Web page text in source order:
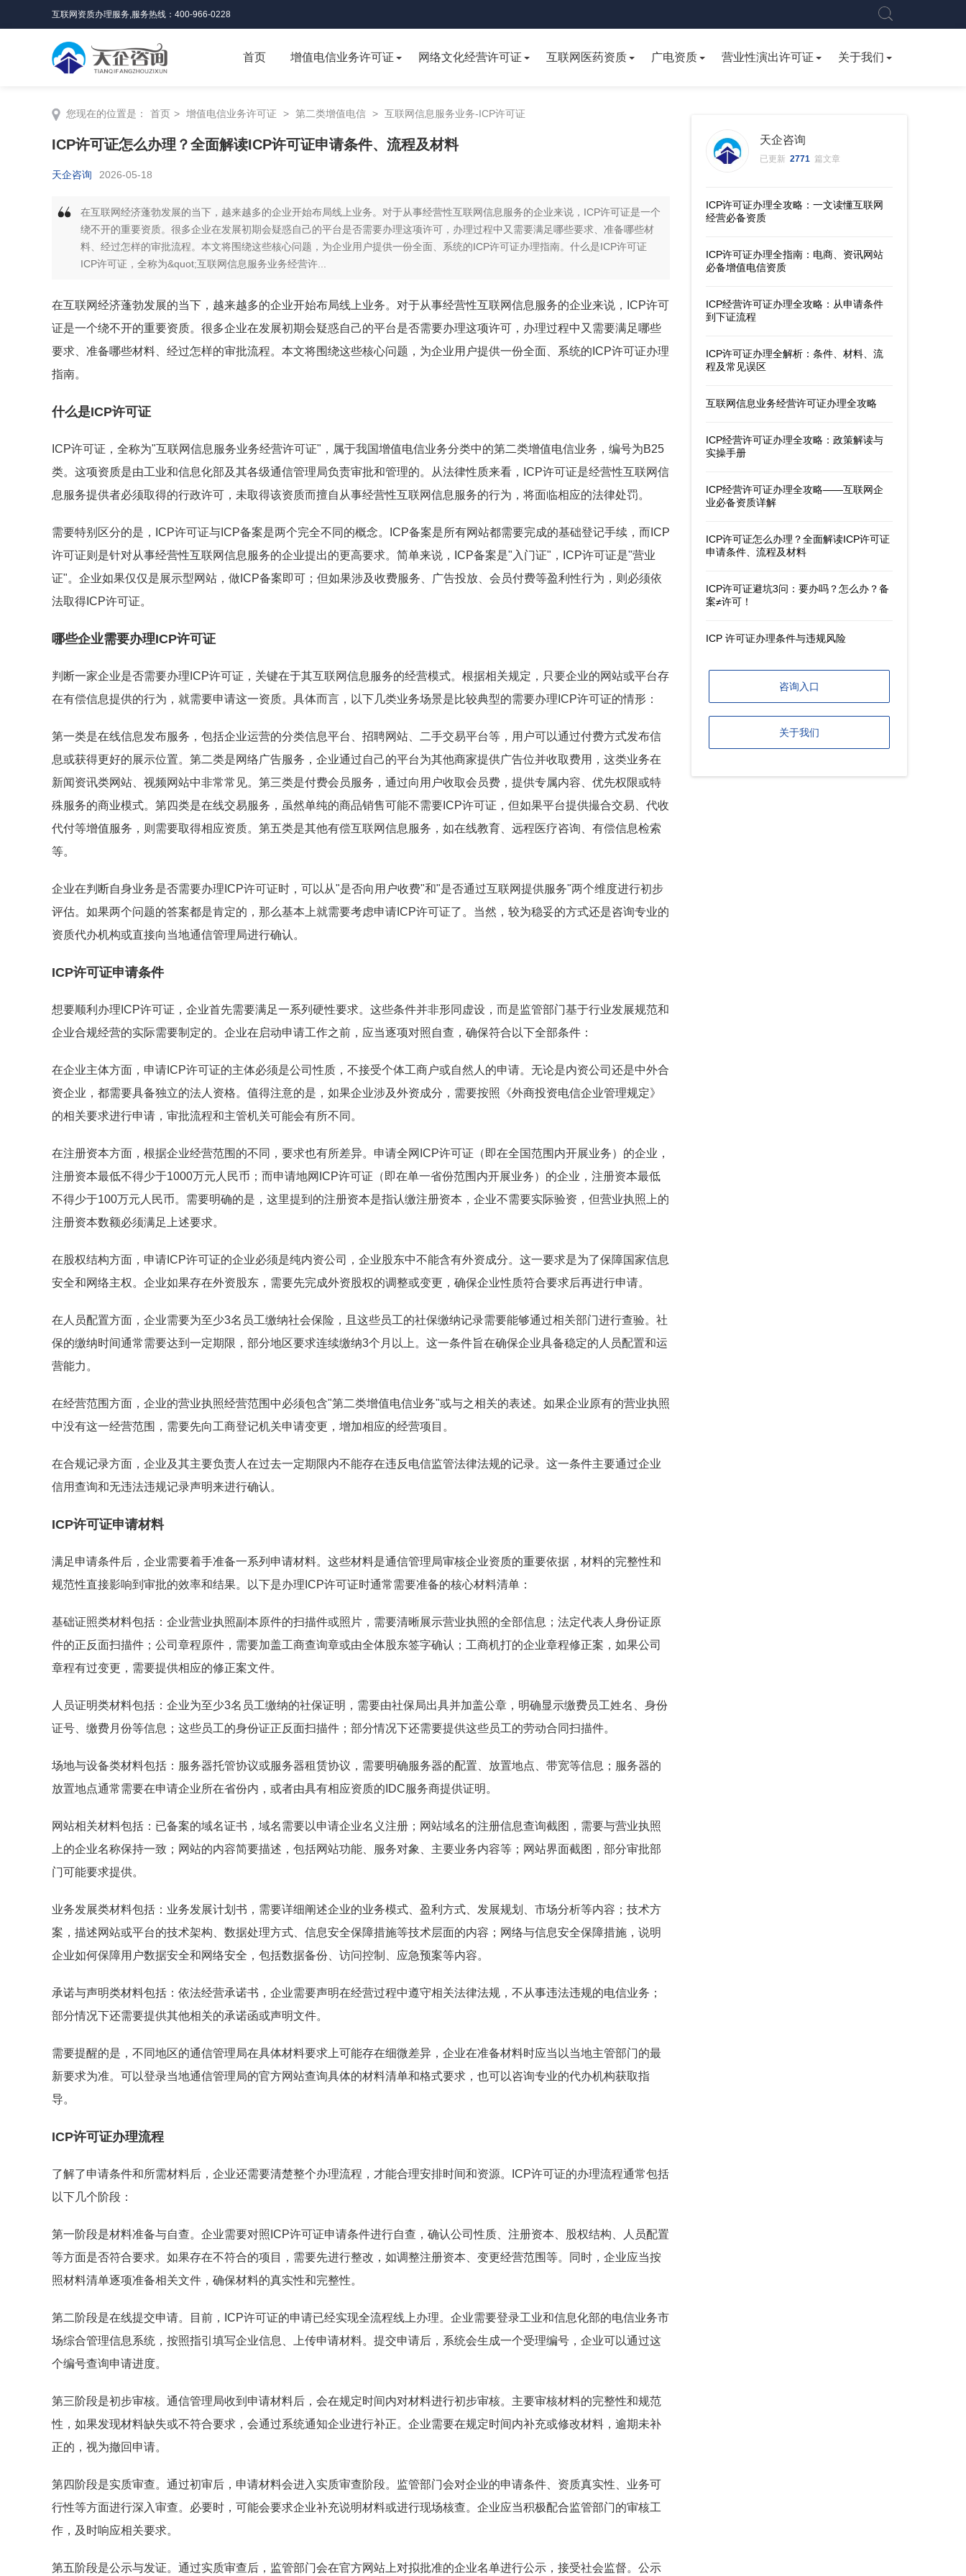
互联网资质办理服务,服务热线：400-966-0228
首页 增值电信业务许可证 网络文化经营许可证 互联网医药资质 广电资质 营业性演出许可证 关于我们
您现在的位置是： 首页 > 增值电信业务许可证 > 第二类增值电信 > 互联网信息服务业务-ICP许可证
ICP许可证怎么办理？全面解读ICP许可证申请条件、流程及材料
天企咨询 2026-05-18
在互联网经济蓬勃发展的当下，越来越多的企业开始布局线上业务。对于从事经营性互联网信息服务的企业来说，ICP许可证是一个
绕不开的重要资质。很多企业在发展初期会疑惑自己的平台是否需要办理这项许可，办理过程中又需要满足哪些要求、准备哪些材
料、经过怎样的审批流程。本文将围绕这些核心问题，为企业用户提供一份全面、系统的ICP许可证办理指南。什么是ICP许可证
ICP许可证，全称为&quot;互联网信息服务业务经营许...
在互联网经济蓬勃发展的当下，越来越多的企业开始布局线上业务。对于从事经营性互联网信息服务的企业来说，ICP许可
证是一个绕不开的重要资质。很多企业在发展初期会疑惑自己的平台是否需要办理这项许可，办理过程中又需要满足哪些
要求、准备哪些材料、经过怎样的审批流程。本文将围绕这些核心问题，为企业用户提供一份全面、系统的ICP许可证办理
指南。
什么是ICP许可证
ICP许可证，全称为"互联网信息服务业务经营许可证"，属于我国增值电信业务分类中的第二类增值电信业务，编号为B25
类。这项资质是由工业和信息化部及其各级通信管理局负责审批和管理的。从法律性质来看，ICP许可证是经营性互联网信
息服务提供者必须取得的行政许可，未取得该资质而擅自从事经营性互联网信息服务的行为，将面临相应的法律处罚。
需要特别区分的是，ICP许可证与ICP备案是两个完全不同的概念。ICP备案是所有网站都需要完成的基础登记手续，而ICP
许可证则是针对从事经营性互联网信息服务的企业提出的更高要求。简单来说，ICP备案是"入门证"，ICP许可证是"营业
证"。企业如果仅仅是展示型网站，做ICP备案即可；但如果涉及收费服务、广告投放、会员付费等盈利性行为，则必须依
法取得ICP许可证。
哪些企业需要办理ICP许可证
判断一家企业是否需要办理ICP许可证，关键在于其互联网信息服务的经营模式。根据相关规定，只要企业的网站或平台存
在有偿信息提供的行为，就需要申请这一资质。具体而言，以下几类业务场景是比较典型的需要办理ICP许可证的情形：
第一类是在线信息发布服务，包括企业运营的分类信息平台、招聘网站、二手交易平台等，用户可以通过付费方式发布信
息或获得更好的展示位置。第二类是网络广告服务，企业通过自己的平台为其他商家提供广告位并收取费用，这类业务在
新闻资讯类网站、视频网站中非常常见。第三类是付费会员服务，通过向用户收取会员费，提供专属内容、优先权限或特
殊服务的商业模式。第四类是在线交易服务，虽然单纯的商品销售可能不需要ICP许可证，但如果平台提供撮合交易、代收
代付等增值服务，则需要取得相应资质。第五类是其他有偿互联网信息服务，如在线教育、远程医疗咨询、有偿信息检索
等。
企业在判断自身业务是否需要办理ICP许可证时，可以从"是否向用户收费"和"是否通过互联网提供服务"两个维度进行初步
评估。如果两个问题的答案都是肯定的，那么基本上就需要考虑申请ICP许可证了。当然，较为稳妥的方式还是咨询专业的
资质代办机构或直接向当地通信管理局进行确认。
ICP许可证申请条件
想要顺利办理ICP许可证，企业首先需要满足一系列硬性要求。这些条件并非形同虚设，而是监管部门基于行业发展规范和
企业合规经营的实际需要制定的。企业在启动申请工作之前，应当逐项对照自查，确保符合以下全部条件：
在企业主体方面，申请ICP许可证的主体必须是公司性质，不接受个体工商户或自然人的申请。无论是内资公司还是中外合
资企业，都需要具备独立的法人资格。值得注意的是，如果企业涉及外资成分，需要按照《外商投资电信企业管理规定》
的相关要求进行申请，审批流程和主管机关可能会有所不同。
在注册资本方面，根据企业经营范围的不同，要求也有所差异。申请全网ICP许可证（即在全国范围内开展业务）的企业，
注册资本最低不得少于1000万元人民币；而申请地网ICP许可证（即在单一省份范围内开展业务）的企业，注册资本最低
不得少于100万元人民币。需要明确的是，这里提到的注册资本是指认缴注册资本，企业不需要实际验资，但营业执照上的
注册资本数额必须满足上述要求。
在股权结构方面，申请ICP许可证的企业必须是纯内资公司，企业股东中不能含有外资成分。这一要求是为了保障国家信息
安全和网络主权。企业如果存在外资股东，需要先完成外资股权的调整或变更，确保企业性质符合要求后再进行申请。
在人员配置方面，企业需要为至少3名员工缴纳社会保险，且这些员工的社保缴纳记录需要能够通过相关部门进行查验。社
保的缴纳时间通常需要达到一定期限，部分地区要求连续缴纳3个月以上。这一条件旨在确保企业具备稳定的人员配置和运
营能力。
在经营范围方面，企业的营业执照经营范围中必须包含"第二类增值电信业务"或与之相关的表述。如果企业原有的营业执照
中没有这一经营范围，需要先向工商登记机关申请变更，增加相应的经营项目。
在合规记录方面，企业及其主要负责人在过去一定期限内不能存在违反电信监管法律法规的记录。这一条件主要通过企业
信用查询和无违法违规记录声明来进行确认。
ICP许可证申请材料
满足申请条件后，企业需要着手准备一系列申请材料。这些材料是通信管理局审核企业资质的重要依据，材料的完整性和
规范性直接影响到审批的效率和结果。以下是办理ICP许可证时通常需要准备的核心材料清单：
基础证照类材料包括：企业营业执照副本原件的扫描件或照片，需要清晰展示营业执照的全部信息；法定代表人身份证原
件的正反面扫描件；公司章程原件，需要加盖工商查询章或由全体股东签字确认；工商机打的企业章程修正案，如果公司
章程有过变更，需要提供相应的修正案文件。
人员证明类材料包括：企业为至少3名员工缴纳的社保证明，需要由社保局出具并加盖公章，明确显示缴费员工姓名、身份
证号、缴费月份等信息；这些员工的身份证正反面扫描件；部分情况下还需要提供这些员工的劳动合同扫描件。
场地与设备类材料包括：服务器托管协议或服务器租赁协议，需要明确服务器的配置、放置地点、带宽等信息；服务器的
放置地点通常需要在申请企业所在省份内，或者由具有相应资质的IDC服务商提供证明。
网站相关材料包括：已备案的域名证书，域名需要以申请企业名义注册；网站域名的注册信息查询截图，需要与营业执照
上的企业名称保持一致；网站的内容简要描述，包括网站功能、服务对象、主要业务内容等；网站界面截图，部分审批部
门可能要求提供。
业务发展类材料包括：业务发展计划书，需要详细阐述企业的业务模式、盈利方式、发展规划、市场分析等内容；技术方
案，描述网站或平台的技术架构、数据处理方式、信息安全保障措施等技术层面的内容；网络与信息安全保障措施，说明
企业如何保障用户数据安全和网络安全，包括数据备份、访问控制、应急预案等内容。
承诺与声明类材料包括：依法经营承诺书，企业需要声明在经营过程中遵守相关法律法规，不从事违法违规的电信业务；
部分情况下还需要提供其他相关的承诺函或声明文件。
需要提醒的是，不同地区的通信管理局在具体材料要求上可能存在细微差异，企业在准备材料时应当以当地主管部门的最
新要求为准。可以登录当地通信管理局的官方网站查询具体的材料清单和格式要求，也可以咨询专业的代办机构获取指
导。
ICP许可证办理流程
了解了申请条件和所需材料后，企业还需要清楚整个办理流程，才能合理安排时间和资源。ICP许可证的办理流程通常包括
以下几个阶段：
第一阶段是材料准备与自查。企业需要对照ICP许可证申请条件进行自查，确认公司性质、注册资本、股权结构、人员配置
等方面是否符合要求。如果存在不符合的项目，需要先进行整改，如调整注册资本、变更经营范围等。同时，企业应当按
照材料清单逐项准备相关文件，确保材料的真实性和完整性。
第二阶段是在线提交申请。目前，ICP许可证的申请已经实现全流程线上办理。企业需要登录工业和信息化部的电信业务市
场综合管理信息系统，按照指引填写企业信息、上传申请材料。提交申请后，系统会生成一个受理编号，企业可以通过这
个编号查询申请进度。
第三阶段是初步审核。通信管理局收到申请材料后，会在规定时间内对材料进行初步审核。主要审核材料的完整性和规范
性，如果发现材料缺失或不符合要求，会通过系统通知企业进行补正。企业需要在规定时间内补充或修改材料，逾期未补
正的，视为撤回申请。
第四阶段是实质审查。通过初审后，申请材料会进入实质审查阶段。监管部门会对企业的申请条件、资质真实性、业务可
行性等方面进行深入审查。必要时，可能会要求企业补充说明材料或进行现场核查。企业应当积极配合监管部门的审核工
作，及时响应相关要求。
第五阶段是公示与发证。通过实质审查后，监管部门会在官方网站上对拟批准的企业名单进行公示，接受社会监督。公示
天企咨询
已更新 2771 篇文章
ICP许可证办理全攻略：一文读懂互联网
经营必备资质
ICP许可证办理全指南：电商、资讯网站
必备增值电信资质
ICP经营许可证办理全攻略：从申请条件
到下证流程
ICP许可证办理全解析：条件、材料、流
程及常见误区
互联网信息业务经营许可证办理全攻略
ICP经营许可证办理全攻略：政策解读与
实操手册
ICP经营许可证办理全攻略——互联网企
业必备资质详解
ICP许可证怎么办理？全面解读ICP许可证
申请条件、流程及材料
ICP许可证避坑3问：要办吗？怎么办？备
案≠许可！
ICP 许可证办理条件与违规风险
咨询入口
关于我们